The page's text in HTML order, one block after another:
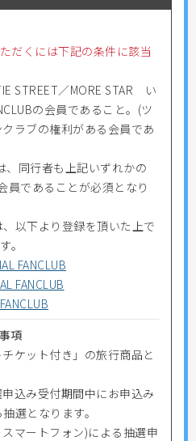
だくには下記の条件に該当
STREET／MORE STAR い
の会員であること。(ツ
ラブの権利がある会員であ
、同行者も上記いずれかの
員であることが必須となり
以下より登録を頂いた上で
。
FANCLUB
FANCLUB
項
ケット付き」の旅行商品と
込み受付期間中にお申込み
選となります。
マートフォン)による抽選申